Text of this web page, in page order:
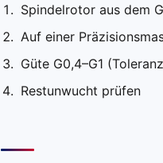
Spindelrotor aus dem
Auf einer
Güte G0,4–G1
Restunwucht prüfen